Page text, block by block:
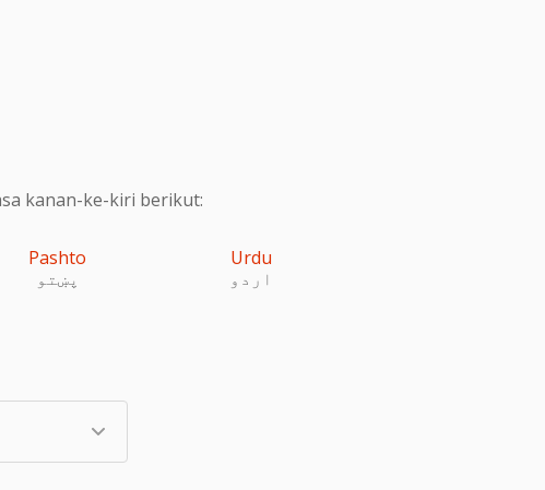
kanan-ke-kiri berikut:
Pashto
پښتو
Urdu
اردو